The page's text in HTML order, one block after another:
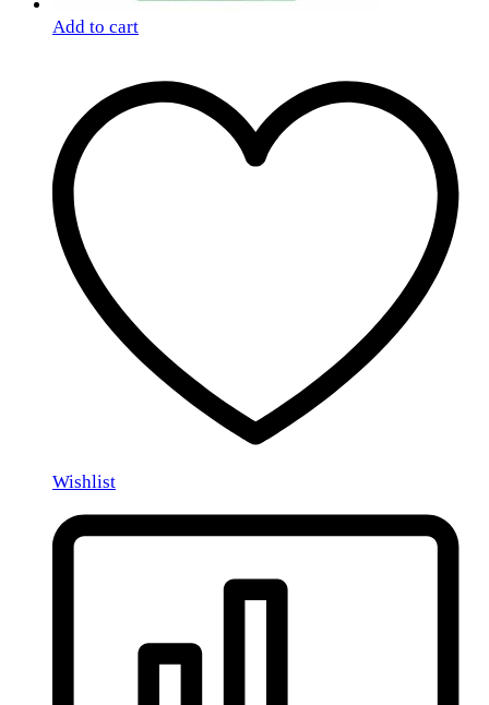
Add to cart
Wishlist